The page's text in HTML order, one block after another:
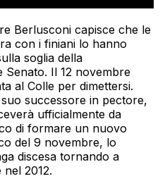
Berlusconi capisce che le
con i finiani lo hanno
soglia della
Senato. Il 12 novembre
al Colle per dimettersi.
successore in pectore,
ufficialmente da
di formare un nuovo
del 9 novembre, lo
discesa tornando a
2012.